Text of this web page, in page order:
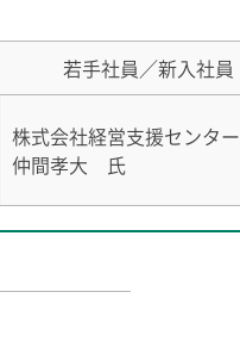
若手社員／新入社員
株式会社経営支援センター
仲間孝大 氏